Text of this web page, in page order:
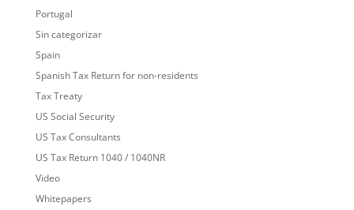
Portugal
Sin categorizar
Spain
Spanish Tax Return for non-residents
Tax Treaty
US Social Security
US Tax Consultants
US Tax Return 1040 / 1040NR
Video
Whitepapers